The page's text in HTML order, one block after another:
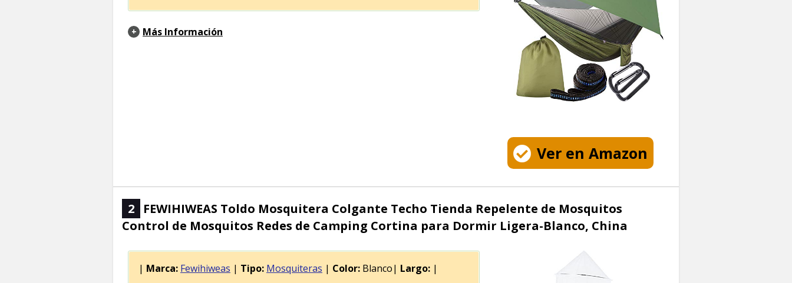
Ver en Amazon
Más Información
2
FEWIHIWEAS Toldo Mosquitera Colgante Techo Tienda Repelente de Mosquitos
Control de Mosquitos Redes de Camping Cortina para Dormir Ligera-Blanco, China
| Marca: Fewihiweas | Tipo: Mosquiteras | Color: Blanco| Largo: |